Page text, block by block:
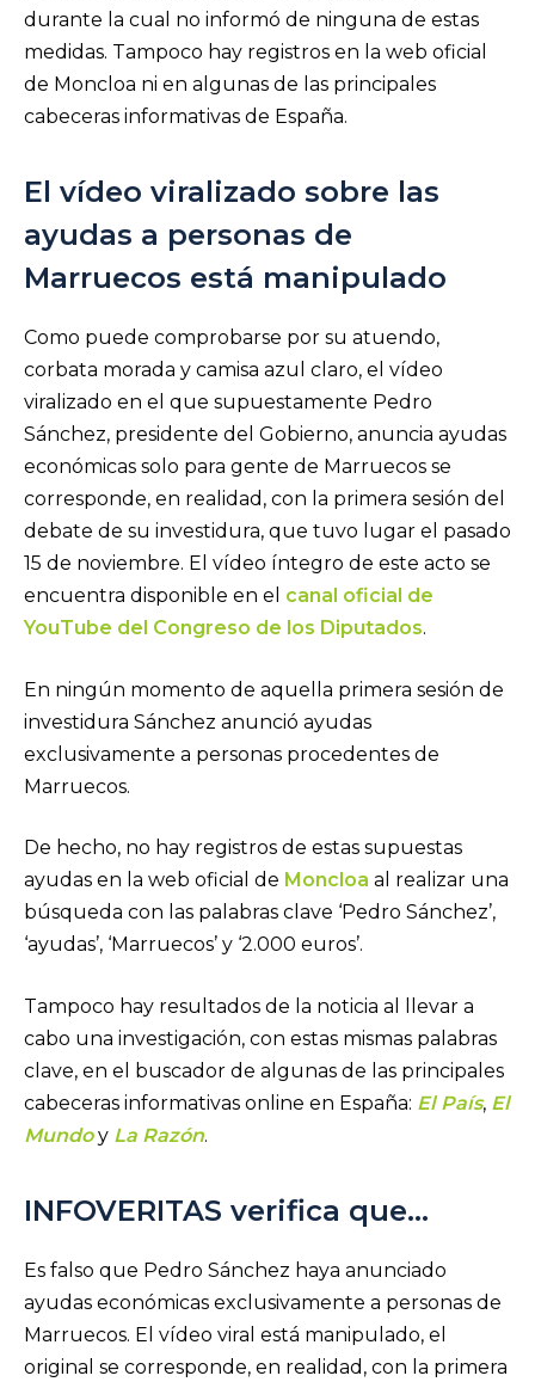
durante la cual no informó de ninguna de estas
medidas. Tampoco hay registros en la web oficial
de Moncloa ni en algunas de las principales
cabeceras informativas de España.
El vídeo viralizado sobre las
ayudas a personas de
Marruecos está manipulado
Como puede comprobarse por su atuendo,
corbata morada y camisa azul claro, el vídeo
viralizado en el que supuestamente Pedro
Sánchez, presidente del Gobierno, anuncia ayudas
económicas solo para gente de Marruecos se
corresponde, en realidad, con la primera sesión del
debate de su investidura, que tuvo lugar el pasado
15 de noviembre. El vídeo íntegro de este acto se
encuentra disponible en el canal oficial de
YouTube del Congreso de los Diputados.
En ningún momento de aquella primera sesión de
investidura Sánchez anunció ayudas
exclusivamente a personas procedentes de
Marruecos.
De hecho, no hay registros de estas supuestas
ayudas en la web oficial de Moncloa al realizar una
búsqueda con las palabras clave ‘Pedro Sánchez’,
‘ayudas’, ‘Marruecos’ y ‘2.000 euros’.
Tampoco hay resultados de la noticia al llevar a
cabo una investigación, con estas mismas palabras
clave, en el buscador de algunas de las principales
cabeceras informativas online en España: El País, El
Mundoy La Razón.
INFOVERITAS verifica que…
Es falso que Pedro Sánchez haya anunciado
ayudas económicas exclusivamente a personas de
Marruecos. El vídeo viral está manipulado, el
original se corresponde, en realidad, con la primera